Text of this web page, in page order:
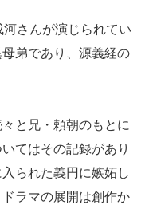
さんが演じられてい
弟であり、源義経の
と兄・頼朝のもとに
てはその記録があり
られた義円に嫉妬し
ラマの展開は創作か